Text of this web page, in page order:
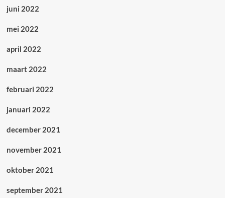
juni 2022
mei 2022
april 2022
maart 2022
februari 2022
januari 2022
december 2021
november 2021
oktober 2021
september 2021